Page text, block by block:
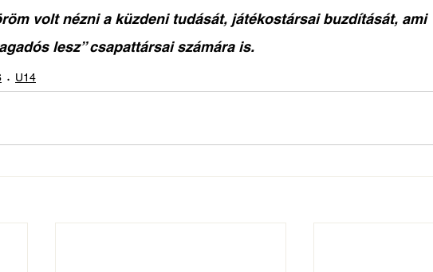
volt nézni a küzdeni tudását, játékostársai buzdítását, ami
lesz” csapattársai számára is.
U14